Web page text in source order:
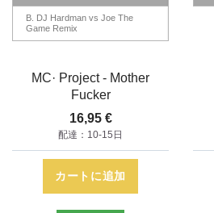
B. DJ Hardman vs Joe The
Game Remix
MC· Project - Mother
Fucker
16,95 €
配達：10-15日
カートに追加